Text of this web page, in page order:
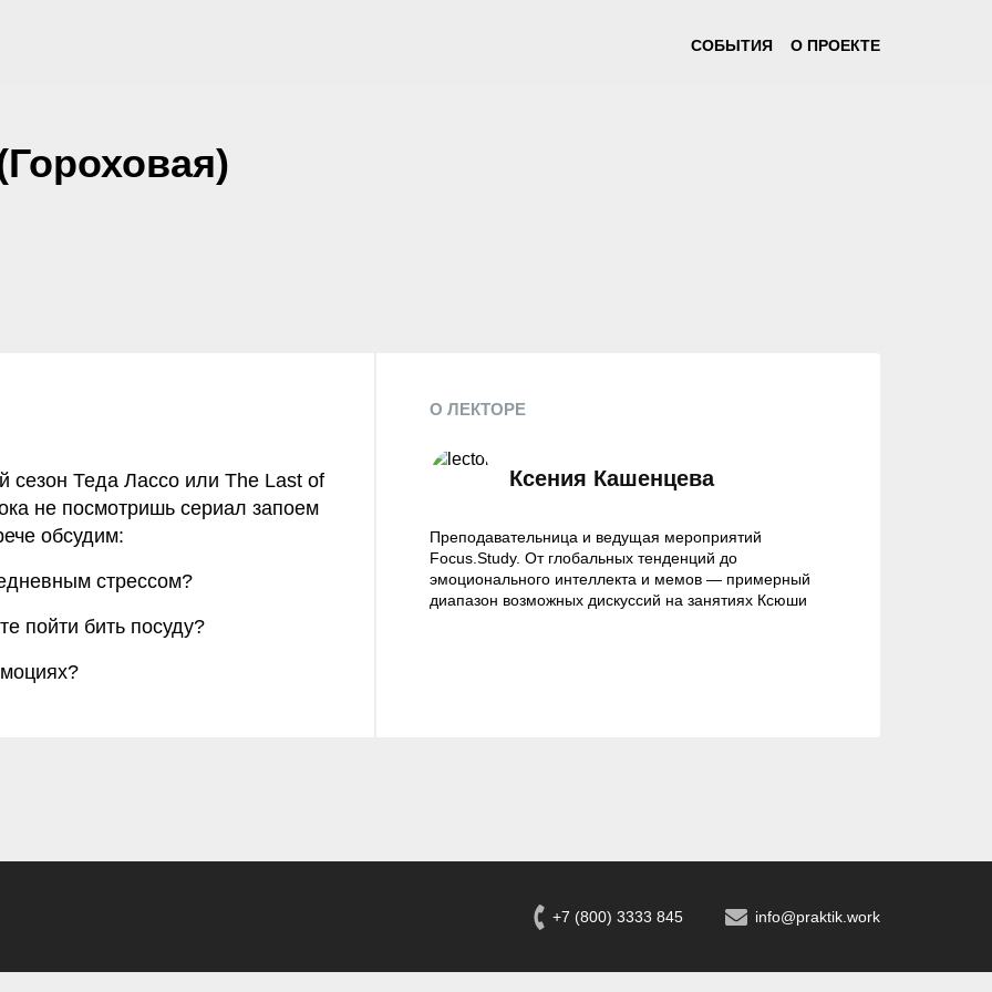
СОБЫТИЯ О ПРОЕКТЕ
сезон Теда Лассо или The Last of
не посмотришь сериал запоем
обсудим:
стрессом?
пойти бить посуду?
О ЛЕКТОРЕ
Ксения Кашенцева
Преподавательница и ведущая мероприятий
Focus.Study. От глобальных тенденций до
эмоционального интеллекта и мемов — примерный
диапазон возможных дискуссий на занятиях Ксюши
+7 (800) 3333 845 info@praktik.work